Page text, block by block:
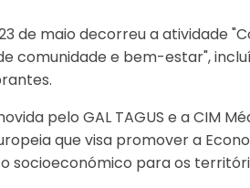
de maio decorreu a atividade
comunidade e bem-estar",
pelo GAL TAGUS e a CIM
que visa promover a
socioeconómico para os